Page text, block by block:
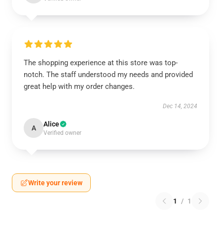
The shopping experience at this store was top-
notch. The staff understood my needs and provided
great help with my order changes.
Dec 14, 2024
A Alice
Verified owner
Write your review
1 / 1